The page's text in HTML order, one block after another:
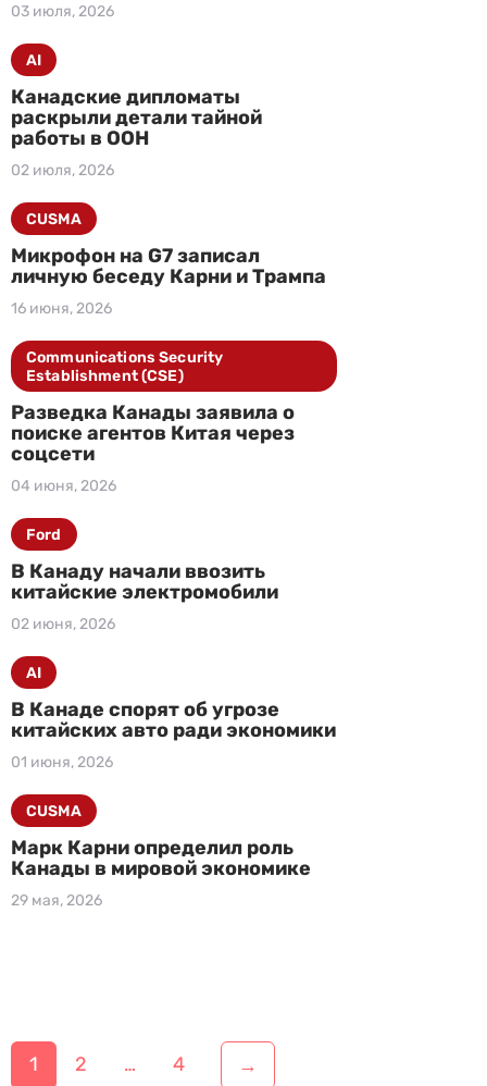
03 июля, 2026
Канадские дипломаты
раскрыли детали тайной
работы в ООН
02 июля, 2026
AI
Микрофон на G7 записал
личную беседу Карни и Трампа
16 июня, 2026
CUSMA
Разведка Канады заявила о
поиске агентов Китая через
соцсети
04 июня, 2026
Communications Security
Establishment (CSE)
В Канаду начали ввозить
китайские электромобили
02 июня, 2026
Ford
В Канаде спорят об угрозе
китайских авто ради экономики
01 июня, 2026
AI
Марк Карни определил роль
Канады в мировой экономике
29 мая, 2026
CUSMA
1 2 … 4 →